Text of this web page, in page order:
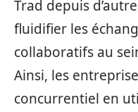
Trad depuis
fluidifier les
collaboratifs au
Ainsi, les
concurrentiel en